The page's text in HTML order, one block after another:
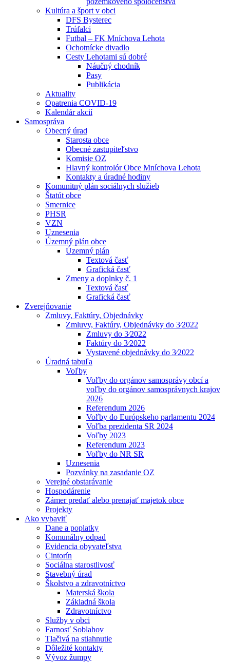
Kultúra a šport v obci
DFS Bysterec
Trúfalci
Futbal – FK Mníchova Lehota
Ochotnícke divadlo
Cesty Lehotami sú dobré
Náučný chodník
Pasy
Publikácia
Aktuality
Opatrenia COVID-19
Kalendár akcií
Samospráva
Obecný úrad
Starosta obce
Obecné zastupiteľstvo
Komisie OZ
Hlavný kontrolór Obce Mníchova Lehota
Kontakty a úradné hodiny
Komunitný plán sociálnych služieb
Štatút obce
Smernice
PHSR
VZN
Uznesenia
Územný plán obce
Územný plán
Textová časť
Grafická časť
Zmeny a doplnky č. 1
Textová časť
Grafická časť
Zverejňovanie
Zmluvy, Faktúry, Objednávky
Zmluvy, Faktúry, Objednávky do 3⁄2022
Zmluvy do 3⁄2022
Faktúry do 3⁄2022
Vystavené objednávky do 3⁄2022
Úradná tabuľa
Voľby
Voľby do orgánov samosprávy obcí a
voľby do orgánov samosprávnych krajov
2026
Referendum 2026
Voľby do Európskeho parlamentu 2024
Voľba prezidenta SR 2024
Voľby 2023
Referendum 2023
Voľby do NR SR
Uznesenia
Pozvánky na zasadanie OZ
Verejné obstarávanie
Hospodárenie
Zámer predať alebo prenajať majetok obce
Projekty
Ako vybaviť
Dane a poplatky
Komunálny odpad
Evidencia obyvateľstva
Cintorín
Sociálna starostlivosť
Stavebný úrad
Školstvo a zdravotníctvo
Materská škola
Základná škola
Zdravotníctvo
Služby v obci
Farnosť Soblahov
Tlačivá na stiahnutie
Dôležité kontakty
Vývoz žumpy